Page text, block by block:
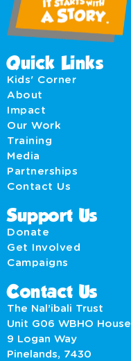
Quick Links
Kids' Corner
About
Impact
Our Work
Training
Media
Partnerships
Contact Us
Support Us
Donate
Get Involved
Campaigns
Contact Us
The Nal’ibali Trust
Unit G06 WBHO House
9 Logan Way
Pinelands, 7430